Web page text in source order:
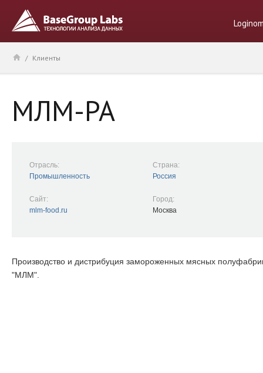
/ Клиенты
МЛМ-РА
Отрасль:
Промышленность
Сайт:
mlm-food.ru
Страна:
Россия
Город:
Москва
Производство и дистрибуция замороженных мясных
"МЛМ".